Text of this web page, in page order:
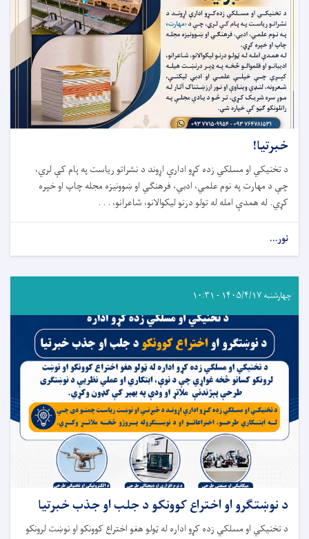
خبرتیا!
د تخنیکي او مسلکي زده کړو ادارې اړوند د نشراتو ریاست په پام کې لري،
چې د مهارت په نوم علمي، ادبي، فرهنګي او ښوونیزه مجله چاپ او خپره
کړي. له همدې امله له تولو درنو لیکوالانو، شاعرانو، . . .
نور...
چهارشنبه ۱۴۰۵/۴/۱۷ - ۱۰:۳۱
د نوښتګرو او اختراع کوونکو د جلب او جذب خبرتیا
د تخنیکي او مسلکي زده کړو اداره له ټولو هغو اختراع کوونکو او نوښت لرونکو